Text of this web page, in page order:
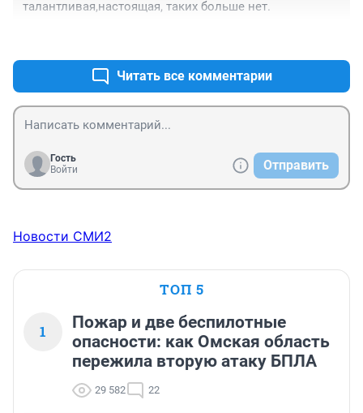
талантливая,настоящая, таких больше нет.
Читать все комментарии
Гость
Войти
Отправить
Новости СМИ2
ТОП 5
1
Пожар и две беспилотные
опасности: как Омская область
пережила вторую атаку БПЛА
29 582 22